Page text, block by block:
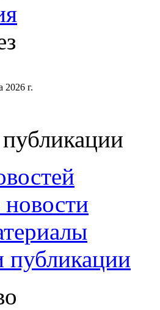
2026 г.
публикации